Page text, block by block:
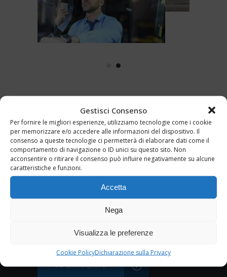
Gestisci Consenso
Per fornire le migliori esperienze, utilizziamo tecnologie come i cookie
per memorizzare e/o accedere alle informazioni del dispositivo. Il
consenso a queste tecnologie ci permetterà di elaborare dati come il
comportamento di navigazione o ID unici su questo sito. Non
acconsentire o ritirare il consenso può influire negativamente su alcune
caratteristiche e funzioni.
Accetta
Nega
Visualizza le preferenze
Cookie PolicyDichiarazione sulla Privacy
Rinnovo patente
Nella nostra sede troverà il medico
preposto il quale, dopo aver valutato la
sua idoneità alla guida, le rinnoverà
INFORMAZIONI